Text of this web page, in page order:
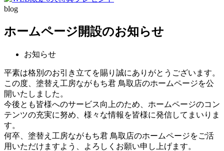
blog
ホームページ開設のお知らせ
お知らせ
平素は格別のお引き立てを賜り誠にありがとうございます。
この度、塗替え工房ながもち君 鳥取店のホームページを公
開いたしました。
今後とも皆様へのサービス向上のため、ホームページのコン
テンツの充実に努め、様々な情報を皆様に発信してまいりま
す。
何卒、塗替え工房ながもち君 鳥取店のホームページをご活
用いただけますよう、よろしくお願い申し上げます。